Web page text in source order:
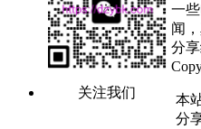
关注我们
一
闻
分享
本
分